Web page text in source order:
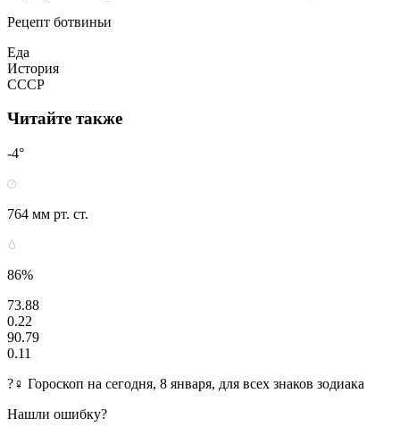
Рецепт ботвиньи
Еда
История
СССР
Читайте также
-4°
764 мм рт. ст.
86%
73.88
0.22
90.79
0.11
?‍♀ Гороскоп на сегодня, 8 января, для всех знаков зодиака
Нашли ошибку?